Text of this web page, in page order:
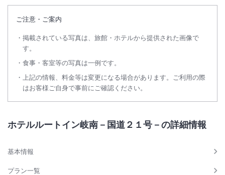
ご注意・ご案内
掲載されている写真は、旅館・ホテルから提供された画像で
す。
食事・客室等の写真は一例です。
上記の情報、料金等は変更になる場合があります。ご利用の際
はお客様ご自身で事前にご確認ください。
ホテルルートイン岐南－国道２１号－の詳細情報
基本情報
プラン一覧